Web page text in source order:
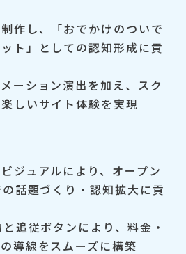
作し、「おでかけのついで
ト」としての認知形成に貢
ーション演出を加え、スク
しいサイト体験を実現
ジュアルにより、オープン
話題づくり・認知拡大に貢
追従ボタンにより、料金・
導線をスムーズに構築